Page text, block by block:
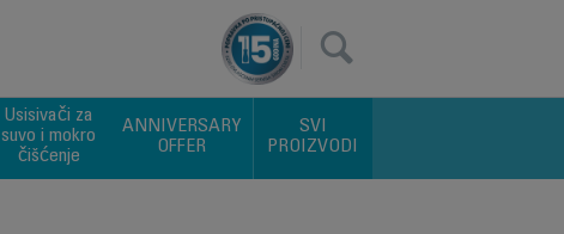
×
Usisivači za
suvo i mokro
čišćenje
ANNIVERSARY
OFFER
SVI
PROIZVODI